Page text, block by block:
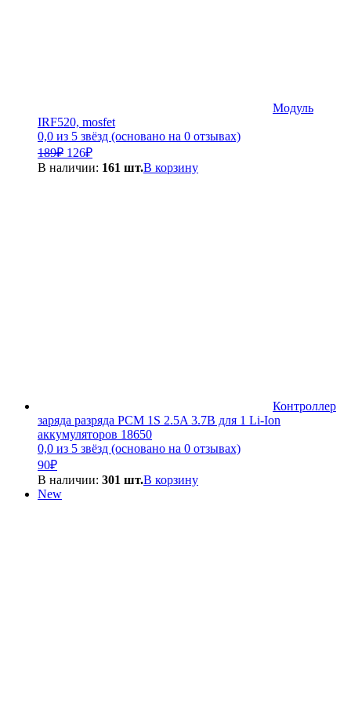
Модуль
IRF520, mosfet
0,0 из 5 звёзд (основано на 0 отзывах)
189₽ Первоначальная
цена
126₽Текущая
цена:
В наличии: 161 шт.В корзину
Контроллер
заряда разряда PCM 1S 2.5A 3.7В для 1 Li-Ion
аккумуляторов 18650
0,0 из 5 звёзд (основано на 0 отзывах)
90₽
В наличии: 301 шт.В корзину
New